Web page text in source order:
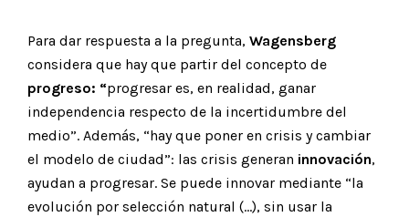
Para dar respuesta a la pregunta, Wagensberg
considera que hay que partir del concepto de
progreso: “progresar es, en realidad, ganar
independencia respecto de la incertidumbre del
medio”. Además, “hay que poner en crisis y cambiar
el modelo de ciudad”: las crisis generan innovación,
ayudan a progresar. Se puede innovar mediante “la
evolución por selección natural (…), sin usar la